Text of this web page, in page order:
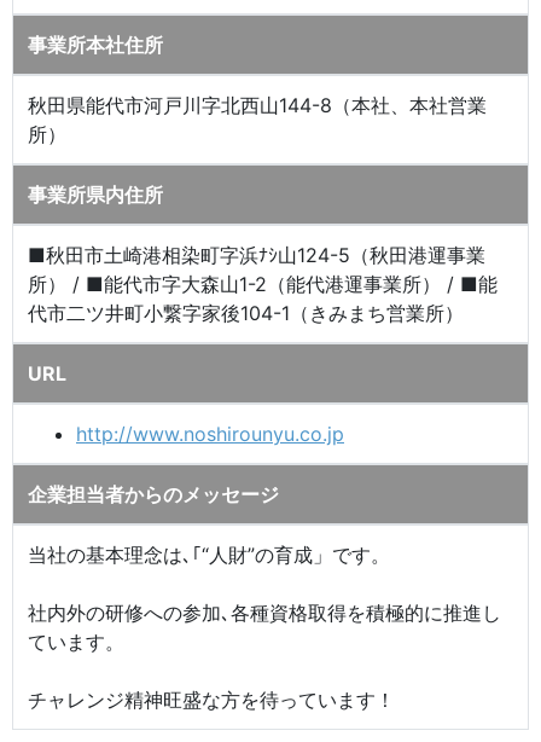
事業所本社住所
秋田県能代市河戸川字北西山144-8（本社、本社営業
所）
事業所県内住所
■秋田市土崎港相染町字浜ﾅｼ山124-5（秋田港運事業
所） / ■能代市字大森山1-2（能代港運事業所） / ■能
代市二ツ井町小繋字家後104-1（きみまち営業所）
URL
http://www.noshirounyu.co.jp
企業担当者からのメッセージ
当社の基本理念は､｢“人財”の育成」です。
社内外の研修への参加､各種資格取得を積極的に推進し
ています。
チャレンジ精神旺盛な方を待っています！